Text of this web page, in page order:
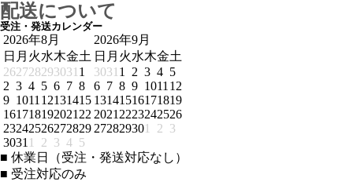
配送について
受注・発送カレンダー
2026年8月
日 月 火水木金土
262728293031 1
2 3 4 5 6 7 8
9 1011 12131415
161718192021 22
23242526272829
3031 1 2 3 4 5
2026年9月
日 月 火水木金土
3031 1 2 3 4 5
6 7 8 9 1011 12
13141516171819
2021 2223242526
272829301 2 3
■ 休業日（受注・発送対応なし）
■ 受注対応のみ